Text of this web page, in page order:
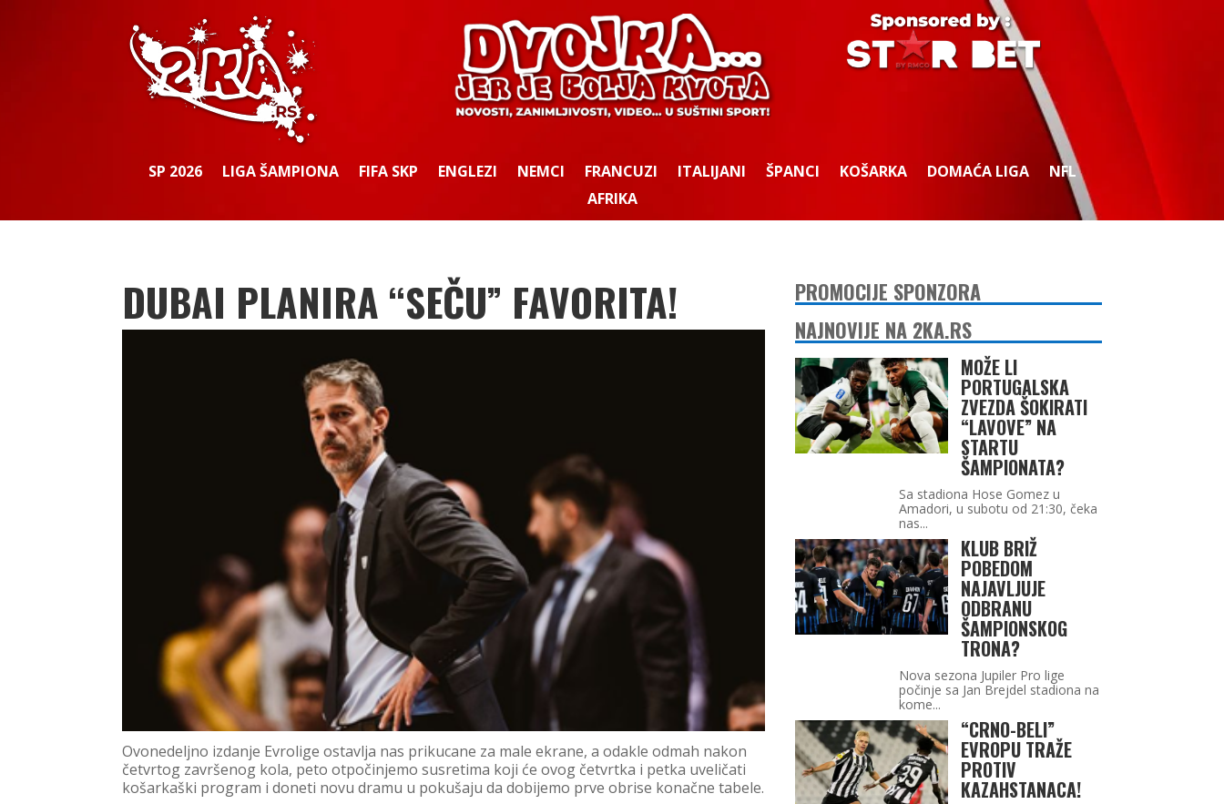
SP 2026 LIGA ŠAMPIONA FIFA SKP ENGLEZI NEMCI FRANCUZI ITALIJANI ŠPANCI KOŠARKA DOMAĆA LIGA
NFL
AFRIKA
DUBAI PLANIRA “SEČU” FAVORITA!
Ovonedeljno izdanje Evrolige ostavlja nas prikucane za male ekrane, a odakle odmah nakon
četvrtog završenog kola, peto otpočinjemo susretima koji će ovog četvrtka i petka uveličati
košarkaški program i doneti novu dramu u pokušaju da dobijemo prve obrise konačne tabele.
PROMOCIJE SPONZORA
NAJNOVIJE NA 2KA.RS
MOŽE LI
PORTUGALSKA
ZVEZDA ŠOKIRATI
“LAVOVE” NA
STARTU
ŠAMPIONATA?
Sa stadiona Hose Gomez u
Amadori, u subotu od 21:30, čeka
nas...
KLUB BRIŽ
POBEDOM
NAJAVLJUJE
ODBRANU
ŠAMPIONSKOG
TRONA?
Nova sezona Jupiler Pro lige
počinje sa Jan Brejdel stadiona na
kome...
“CRNO-BELI”
EVROPU TRAŽE
PROTIV
KAZAHSTANACA!